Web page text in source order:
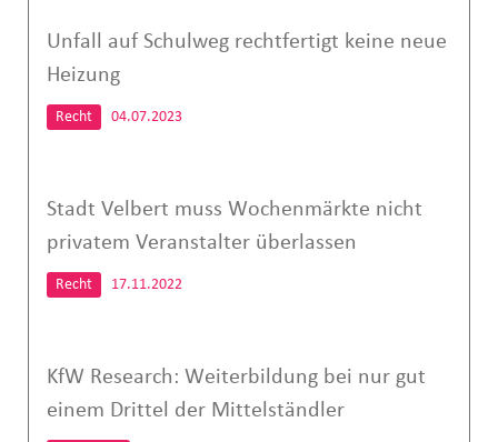
Unfall auf Schulweg rechtfertigt keine neue
Heizung
Recht 04.07.2023
Stadt Velbert muss Wochenmärkte nicht
privatem Veranstalter überlassen
Recht 17.11.2022
KfW Research: Weiterbildung bei nur gut
einem Drittel der Mittelständler